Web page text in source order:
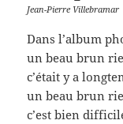
Jean-Pierre Villebramar
Dans l’album
un beau brun
c’était y a
un beau brun
c’est bien